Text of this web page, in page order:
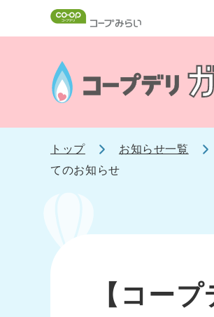
トップ お知らせ一覧
てのお知らせ
【コー